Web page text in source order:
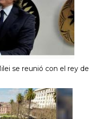
se reunió con el rey de